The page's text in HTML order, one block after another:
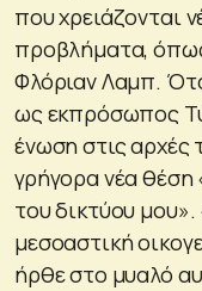
που χρειάζονται
προβλήματα,
Φλόριαν Λαμπ.
ως εκπρόσωπος
ένωση στις αρχές
γρήγορα νέα θέση
του δικτύου
μεσοαστική
ήρθε στο μυαλό